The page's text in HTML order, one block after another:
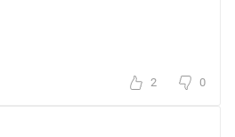
2 0